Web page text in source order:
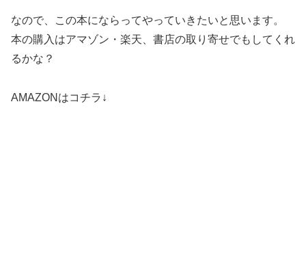
なので、この本にならってやっていきたいと思います。
本の購入はアマゾン・楽天、書店の取り寄せでもしてくれ
るかな？
AMAZONはコチラ↓